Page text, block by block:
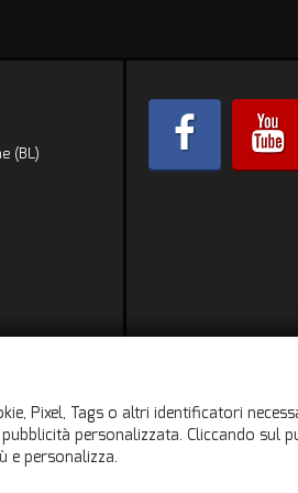
(BL)
Pixel, Tags o altri identificatori
personalizzata. Cliccando sul
e personalizza.